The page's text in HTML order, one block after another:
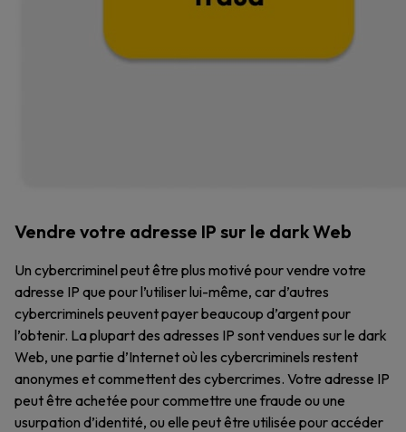
Vendre votre adresse IP sur le dark Web
Un cybercriminel peut être plus motivé pour vendre votre
adresse IP que pour l’utiliser lui-même, car d’autres
cybercriminels peuvent payer beaucoup d’argent pour
l’obtenir. La plupart des adresses IP sont vendues sur le dark
Web, une partie d’Internet où les cybercriminels restent
anonymes et commettent des cybercrimes. Votre adresse IP
peut être achetée pour commettre une fraude ou une
usurpation d’identité, ou elle peut être utilisée pour accéder